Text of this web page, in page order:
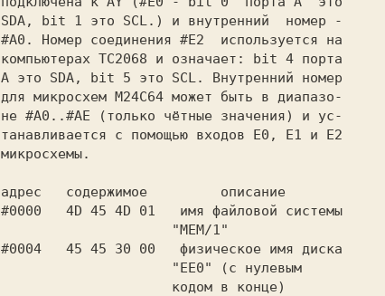
SDA, bit 1 это SCL.) и внутренний  номер -
#A0. Номер соединения #E2  используется на
компьютерах TC2068 и означает: bit 4 порта
A это SDA, bit 5 это SCL. Внутренний номер
для микросхем M24C64 может быть в диапазо-
не #A0..#AE (только чётные значения) и ус-
танавливается с помощью входов E0, E1 и E2
адрес   содержимое         описание
#0000   4D 45 4D 01   имя файловой системы
                     "MEM/1"
#0004   45 45 30 00   физическое имя диска
                     кодом в конце)